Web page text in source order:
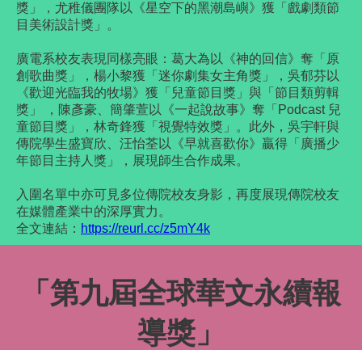
獎」，尤稚儀團隊以《星空下的黑潮島嶼》獲「戲劇類節
目美術設計獎」。
廣電系校友表現同樣亮眼：葛大為以《神的回信》奪「原
創歌曲獎」，楊小黎獲「迷你劇集女主角獎」，吳郁芬以
《歡迎光臨我的牧場》獲「兒童節目獎」與「節目類剪輯
獎」 ，陳彥豪、簡肇萱以《一起說故事》奪「Podcast 兒
童節目獎」，林奇鋒獲「視覺特效獎」。此外，吳宇軒與
傳院學生盛寶欣、汪怡荃以《早就喜歡你》贏得「廣播少
年節目主持人獎」，展現師生合作成果。
入圍名單中亦可見多位傳院校友身影，再度展現傳院校友
在媒體產業中的深厚實力。
全文連結： https://reurl.cc/z5mY4k
「第九屆全球華文永續報
導獎」